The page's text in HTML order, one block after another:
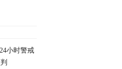
小时警戒